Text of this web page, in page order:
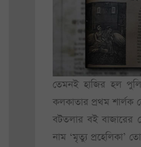
তেমনই হাজির হল
কলকাতার প্রথম শার্লক
বটতলার বই বাজারের
নাম ‘মৃত্যু প্রহেলিকা’